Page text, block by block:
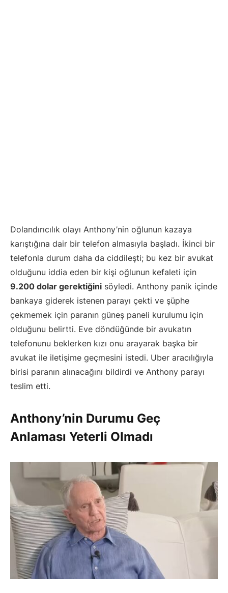
Dolandırıcılık olayı Anthony’nin oğlunun kazaya
karıştığına dair bir telefon almasıyla başladı. İkinci bir
telefonla durum daha da ciddileşti; bu kez bir avukat
olduğunu iddia eden bir kişi oğlunun kefaleti için
9.200 dolar gerektiğini söyledi. Anthony panik içinde
bankaya giderek istenen parayı çekti ve şüphe
çekmemek için paranın güneş paneli kurulumu için
olduğunu belirtti. Eve döndüğünde bir avukatın
telefonunu beklerken kızı onu arayarak başka bir
avukat ile iletişime geçmesini istedi. Uber aracılığıyla
birisi paranın alınacağını bildirdi ve Anthony parayı
teslim etti.
Anthony’nin Durumu Geç
Anlaması Yeterli Olmadı